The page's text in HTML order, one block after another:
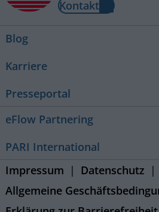
Kontakt
Blog
Karriere
Presseportal
eFlow Partnering
PARI International
Impressum
Datenschutz
Allgemeine